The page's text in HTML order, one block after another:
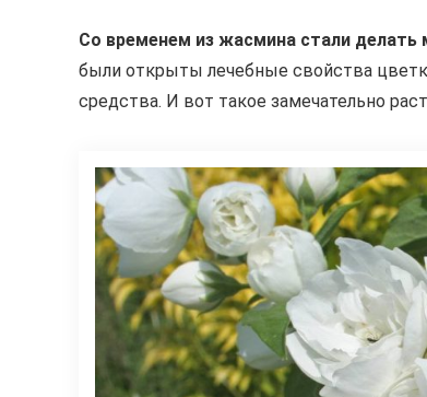
Со временем из жасмина стали делать
были открыты лечебные свойства
средства. И вот такое замечательно